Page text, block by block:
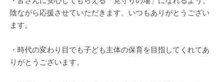
陰ながら応援させていただきます。いつもありがとうござい
ます。
・時代の変わり目でも子ども主体の保育を目指してくれてあ
りがとうございます。